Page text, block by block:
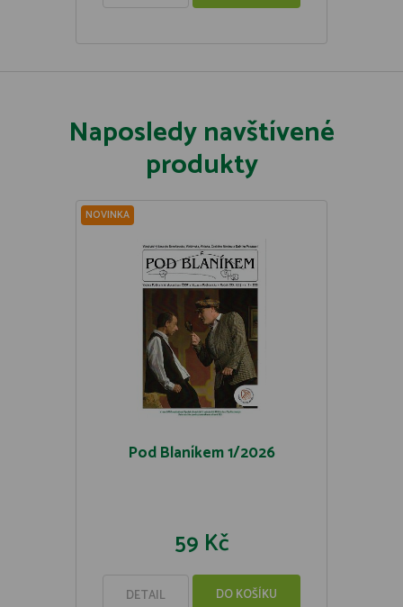
Naposledy navštívené
produkty
NOVINKA
Pod Blaníkem 1/2026
59 Kč
DETAIL DO KOŠÍKU